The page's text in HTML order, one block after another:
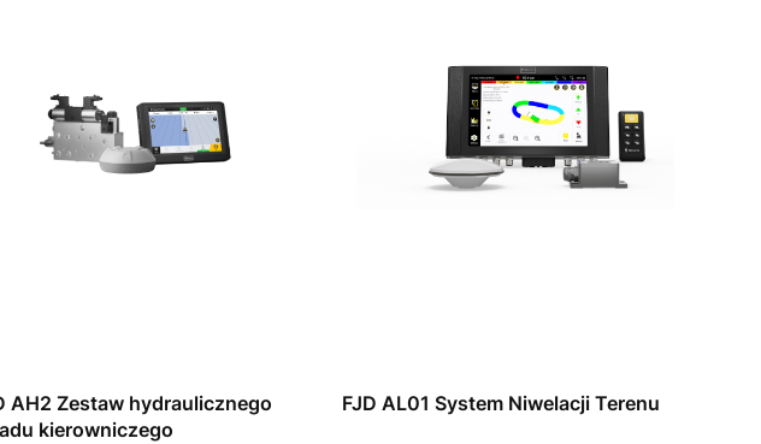
AH2 Zestaw hydraulicznego
kierowniczego
FJD AL01 System Niwelacji Terenu